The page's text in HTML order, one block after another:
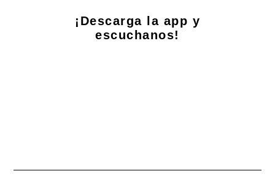
¡Descarga la app y
escuchanos!